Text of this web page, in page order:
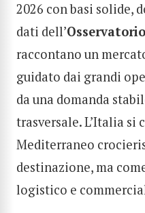
2026 con basi solide,
dati dell’
raccontano un
guidato dai grandi
da una domanda
trasversale. L’Italia si
Mediterraneo
destinazione, ma
logistico e